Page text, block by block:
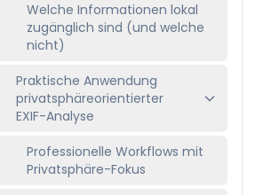
Welche Informationen lokal
zugänglich sind (und welche
nicht)
Praktische Anwendung
privatsphäreorientierter
EXIF-Analyse
Professionelle Workflows mit
Privatsphäre-Fokus